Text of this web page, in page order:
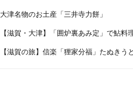
大津名物のお土産「三井寺力餅」
【滋賀・大津】「囲炉裏あみ定」で鮎
【滋賀の旅】信楽「狸家分福」たぬき